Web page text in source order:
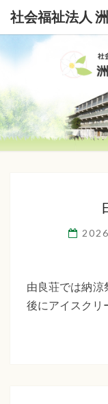
社会福祉法人
由良荘では納涼
後にアイスクリ